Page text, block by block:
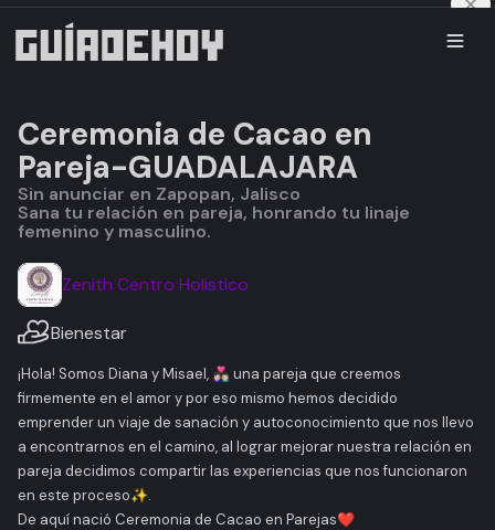
Ceremonia de Cacao en
Pareja-GUADALAJARA
Sin anunciar en Zapopan, Jalisco
Sana tu relación en pareja, honrando tu linaje
femenino y masculino.
Zenith Centro Holistico
Bienestar
¡Hola! Somos Diana y Misael, 👩🏻‍❤️‍👨🏻 una pareja que creemos
firmemente en el amor y por eso mismo hemos decidido
emprender un viaje de sanación y autoconocimiento que nos llevo
a encontrarnos en el camino, al lograr mejorar nuestra relación en
pareja decidimos compartir las experiencias que nos funcionaron
en este proceso✨.
De aquí nació Ceremonia de Cacao en Parejas❤️